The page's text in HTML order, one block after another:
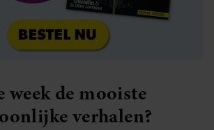
week de mooiste
verhalen?